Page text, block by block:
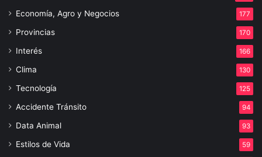
Economía, Agro y Negocios 177
Provincias 170
Interés 166
Clima 130
Tecnología 125
Accidente Tránsito 94
Data Animal 93
Estilos de Vida 59